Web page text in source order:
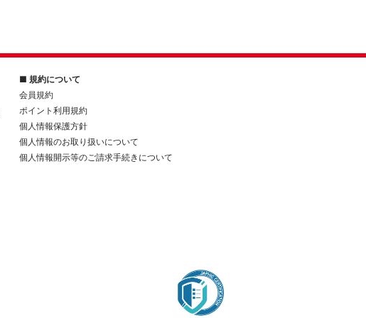
■ 規約について
会員規約
ポイント利用規約
個人情報保護方針
個人情報のお取り扱いについて
個人情報開示等のご請求手続きについて